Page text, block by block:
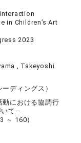
in Children’s Art
2023
, Takeyoshi
ディングス）
動における協調行
いて―
～ 160）